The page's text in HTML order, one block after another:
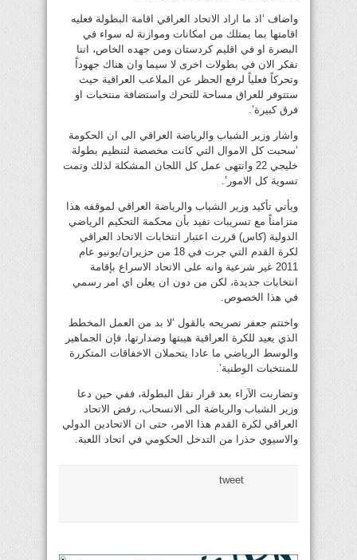
واضاف ‘اذ ما اراد الاتحاد العراقي اقامة البطولة فعليه
اقامتها بما يمتلك من امكانات وموازنة له سواء في
البصرة او في اقليم كردستان ومن جهده الخاص، اننا
نفكر الان في بطولات اخرى لا سيما وان هناك جهوداً
وتحركاً فعلياً لرفع الحظر عن الملاعب العراقية حيث
ستتوفر للعراق مساحة للتحرك واستضافة منتخبات او
فرق كبيرة’.
واشار وزير الشباب والرياضة العراقي الى ان الحكومة
‘سحبت كل الاموال التي كانت مخصصة لتنظيم بطولة
خليجي 22 وانتهى عمل كل اللجان المشكلة لذلك وتمت
تسوية كل الامور’.
ويأتي تأكيد وزير الشباب والرياضة العراقي لموقفه هذا
متزامناً مع تسريبات تفيد بأن محكمة التحكيم الرياضي
الدولية (كاس) قررت اعتبار انتخابات الاتحاد العراقي
لكرة القدم التي جرت في 18 من حزيران/يونيو عام
2011 غير شرعية وانه على الاتحاد الاسراع بإقامة
انتخابات جديدة، لكن من دون ان يعلن اي امر رسمي
في هذا الخصوص.
واختتم جعفر تصريحه بالقول ‘لا بد من العمل المخطط
الذي يعيد للكرة العراقية هيبتها وصدارتها، فإن الجماهير
والوسط الرياضي ما عادا يتحملان الاخفاقات المتكررة
للمنتخبات الوطنية’.
وتضاربت الآراء بعد قرار نقل البطولة، ففي حين دعا
وزير الشباب والرياضة الى الانسحاب، رفض الاتحاد
العراقي لكرة القدم هذا الامر، حتى ان الاتحادين الدولي
والاسيوي حذرا من التدخل الحكومي في اتحاد اللعبة.
tweet